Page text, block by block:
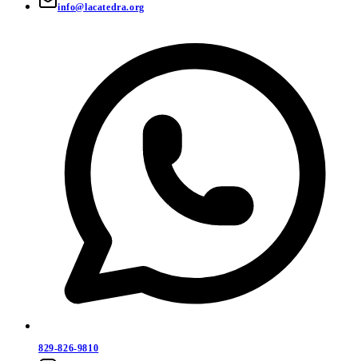
info@lacatedra.org
829-826-9810